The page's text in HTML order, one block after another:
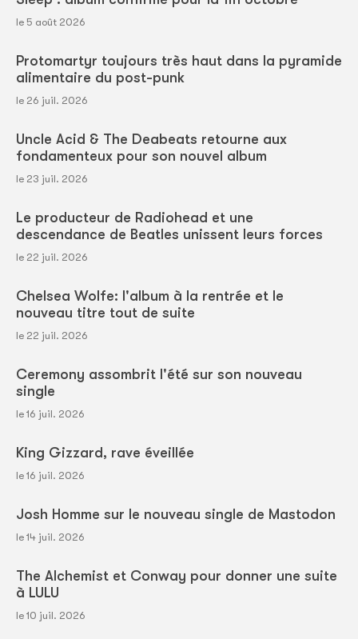
le 5 août 2026
Protomartyr toujours très haut dans la pyramide
alimentaire du post-punk
le 26 juil. 2026
Uncle Acid & The Deabeats retourne aux
fondamenteux pour son nouvel album
le 23 juil. 2026
Le producteur de Radiohead et une
descendance de Beatles unissent leurs forces
le 22 juil. 2026
Chelsea Wolfe: l'album à la rentrée et le
nouveau titre tout de suite
le 22 juil. 2026
Ceremony assombrit l'été sur son nouveau
single
le 16 juil. 2026
King Gizzard, rave éveillée
le 16 juil. 2026
Josh Homme sur le nouveau single de Mastodon
le 14 juil. 2026
The Alchemist et Conway pour donner une suite
à LULU
le 10 juil. 2026